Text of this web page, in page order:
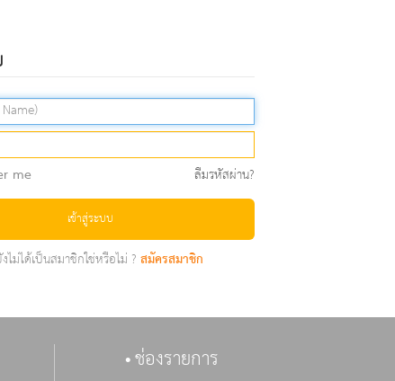
me ลืมรหัสผ่าน?
เข้าสู่ระบบ
ม่ได้เป็นสมาชิกใช่หรือไม่ ?สมัครสมาชิก
ช่องรายการ